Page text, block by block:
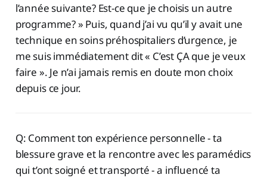
l’année suivante? Est-ce que je choisis un autre
programme? » Puis, quand j’ai vu qu’il y avait une
technique en soins préhospitaliers d’urgence, je
me suis immédiatement dit « C’est ÇA que je veux
faire ». Je n’ai jamais remis en doute mon choix
depuis ce jour.
Q: Comment ton expérience personnelle - ta
blessure grave et la rencontre avec les paramédics
qui t’ont soigné et transporté - a influencé ta